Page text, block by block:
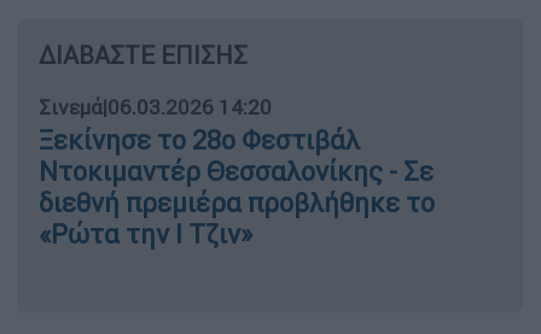
ΔΙΑΒΑΣΤΕ ΕΠΙΣΗΣ
Σινεμά|06.03.2026 14:20
Ξεκίνησε το 28ο Φεστιβάλ
Ντοκιμαντέρ Θεσσαλονίκης - Σε
διεθνή πρεμιέρα προβλήθηκε το
«Ρώτα την Ι Τζιν»